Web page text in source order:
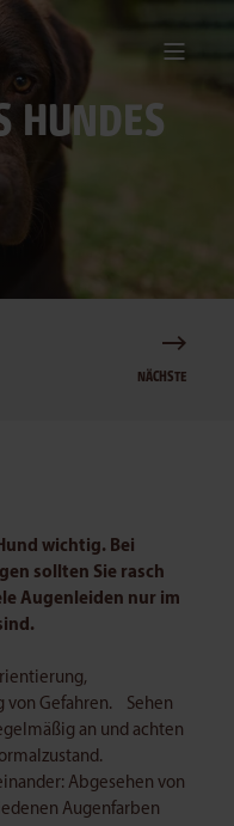
HUNDES
NÄCHSTE
wichtig. Bei
sollten Sie rasch
Augenleiden nur im
von Gefahren. Sehen
an und achten
Abgesehen von
Augenfarben